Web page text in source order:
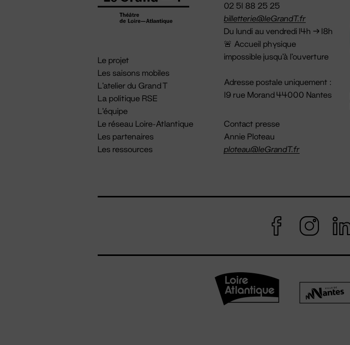
Le projet
Les saisons mobiles
L'atelier du Grand T
La politique RSE
L'équipe
Le réseau Loire-Atlantique
Les partenaires
Les ressources
02 51 88 25 25
billetterie@leGrandT.fr
Du lundi au vendredi 14h → 18h
🚨 Accueil physique
impossible jusqu'à l'ouverture
Adresse postale uniquement :
19 rue Morand 44000 Nantes
Contact presse
Annie Ploteau
ploteau@leGrandT.fr